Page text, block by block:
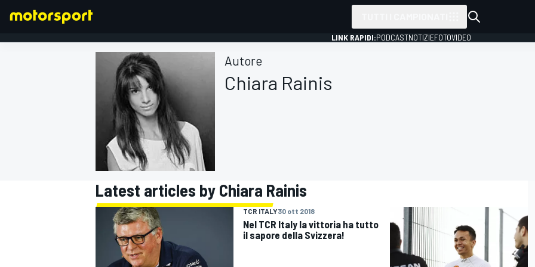
FORMULA 1
LINK RAPIDI:PODCASTNOTIZIEFOTOVIDEO
Autore
Chiara Rainis
Latest articles by Chiara Rainis
TCR ITALY30 ott 2018
Nel TCR Italy la vittoria ha tutto
il sapore della Svizzera!